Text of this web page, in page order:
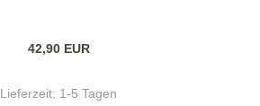
42,90 EUR
Lieferzeit: 1-5 Tagen